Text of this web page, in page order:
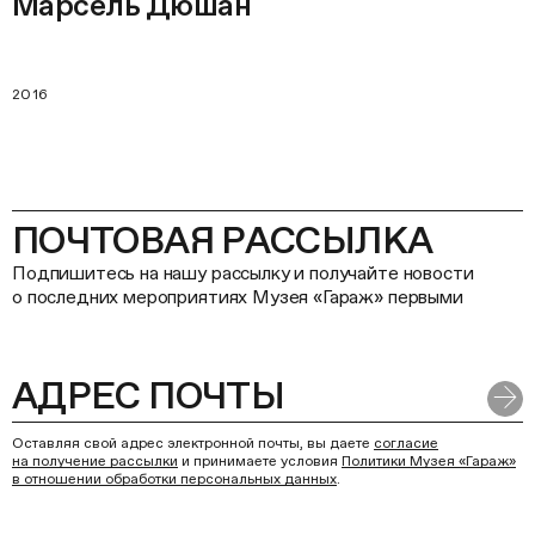
2016
ПОЧТОВАЯ РАССЫЛКА
Подпишитесь на нашу рассылку и получайте новости
о последних мероприятиях Музея «Гараж» первыми
Оставляя свой адрес электронной почты, вы даете согласие
на получение рассылки и принимаете условия Политики Музея «Гараж»
в отношении обработки персональных данных.